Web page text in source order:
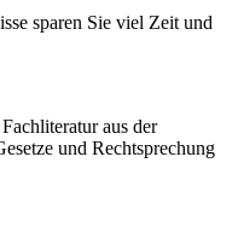
sparen Sie viel Zeit und
aus der
und Rechtsprechung